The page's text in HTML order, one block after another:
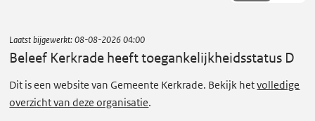
e
K
e
Laatst bijgewerkt:08-08-2026 04:00
Beleef Kerkrade heeft toegankelijkheidsstatus D
Dit is een website van Gemeente Kerkrade. Bekijk hetvolledige
overzicht van deze organisatie.